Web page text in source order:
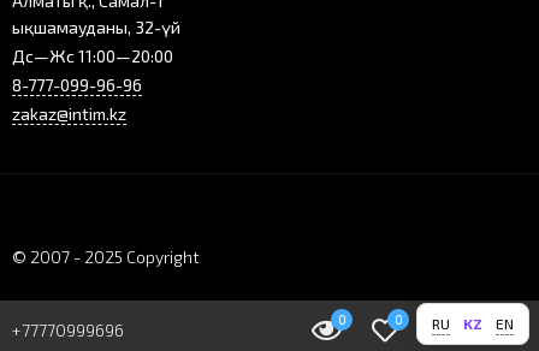
RU KZ EN
ықшамауданы, 32-үй
Дс—Жс 11:00—20:00
8-777-099-96-96
zakaz@intim.kz
© 2007 - 2025 Copyright
0 0 0 0
+77770999696